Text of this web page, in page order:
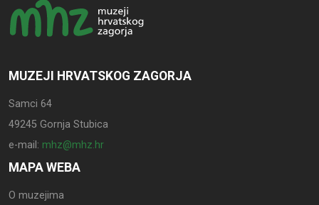
MUZEJI HRVATSKOG ZAGORJA
Samci 64
49245 Gornja Stubica
e-mail: mhz@mhz.hr
MAPA WEBA
O muzejima